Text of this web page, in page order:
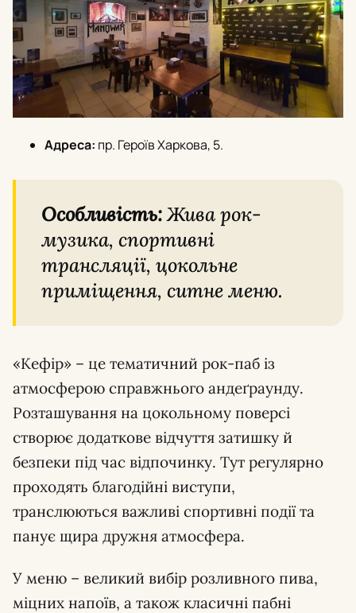
Адреса: пр. Героїв Харкова, 5.
Особливість:Жива рок-
музика, спортивні
трансляції, цокольне
приміщення, ситне меню.
«Кефір» – це тематичний рок-паб із
атмосферою справжнього андеґраунду.
Розташування на цокольному поверсі
створює додаткове відчуття затишку й
безпеки під час відпочинку. Тут регулярно
проходять благодійні виступи,
транслюються важливі спортивні події та
панує щира дружня атмосфера.
У меню – великий вибір розливного пива,
міцних напоїв, а також класичні пабні